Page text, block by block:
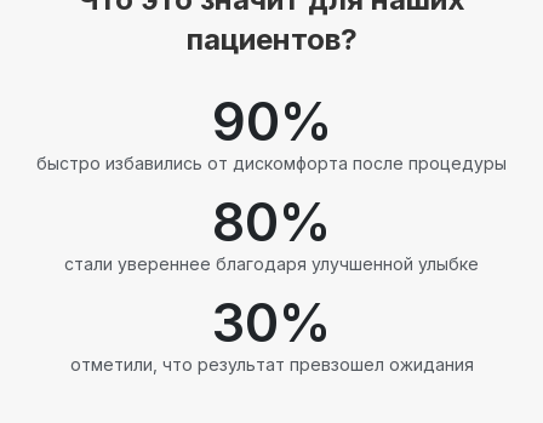
пациентов?
быстро избавились от дискомфорта после процедуры
90%
стали увереннее благодаря улучшенной улыбке
80%
отметили, что результат превзошел ожидания
30%